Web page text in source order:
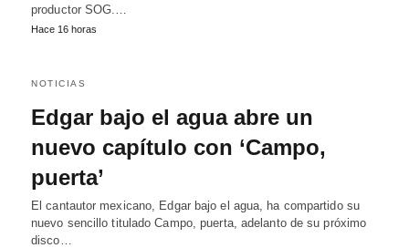
productor SOG.…
Hace 16 horas
NOTICIAS
Edgar bajo el agua abre un
nuevo capítulo con ‘Campo,
puerta’
El cantautor mexicano, Edgar bajo el agua, ha compartido su
nuevo sencillo titulado Campo, puerta, adelanto de su próximo
disco…